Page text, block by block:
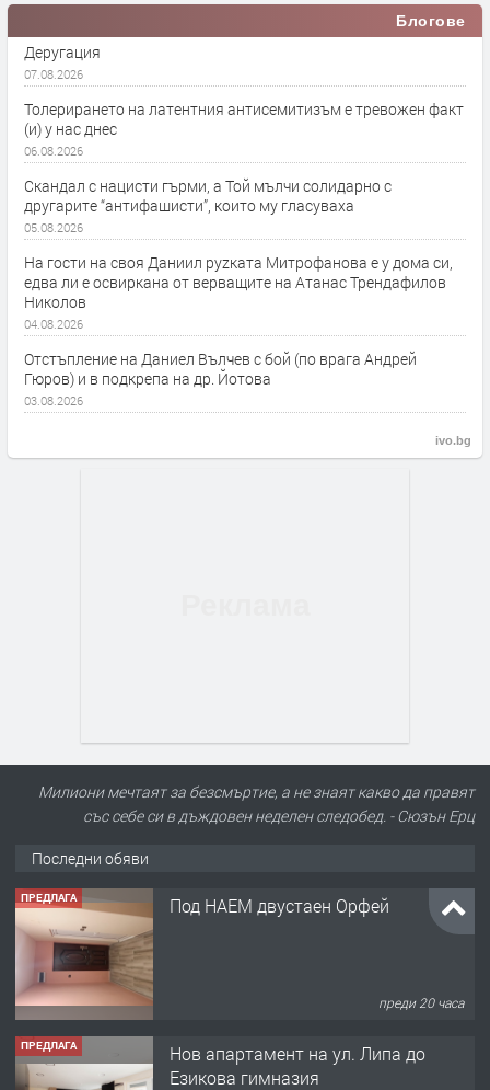
Блогове
Деругация
07.08.2026
Толерирането на латентния антисемитизъм е тревожен факт
(и) у нас днес
06.08.2026
Скандал с нацисти гърми, а Той мълчи солидарно с
другарите “антифашисти”, които му гласуваха
05.08.2026
На гости на своя Даниил руzката Митрофанова е у дома си,
едва ли е освиркана от верващите на Атанас Трендафилов
Николов
04.08.2026
Отстъпление на Даниел Вълчев с бой (по врага Андрей
Гюров) и в подкрепа на др. Йотова
03.08.2026
ivo.bg
Милиони мечтаят за безсмъртие, а не знаят какво да правят
със себе си в дъждовен неделен следобед. - Сюзън Ерц
Последни обяви
ПРЕДЛАГА Под НАЕМ двустаен Орфей
преди 20 часа
ПРЕДЛАГА
Нов апартамент на ул. Липа до
Езикова гимназия